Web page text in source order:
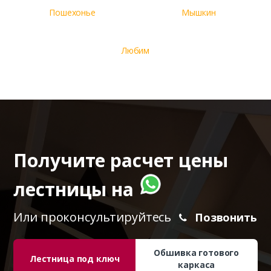
Пошехонье Мышкин
Любим
Получите расчет цены
лестницы на
Или проконсультируйтесь Позвонить
Лестница под ключ
Обшивка готового
каркаса